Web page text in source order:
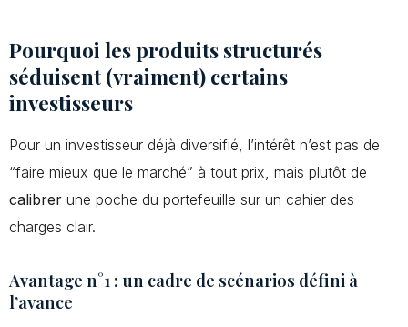
Pourquoi les produits structurés
séduisent (vraiment) certains
investisseurs
Pour un investisseur déjà diversifié, l’intérêt n’est pas de
“faire mieux que le marché” à tout prix, mais plutôt de
calibrer une poche du portefeuille sur un cahier des
charges clair.
Avantage n°1 : un cadre de scénarios défini à
l’avance